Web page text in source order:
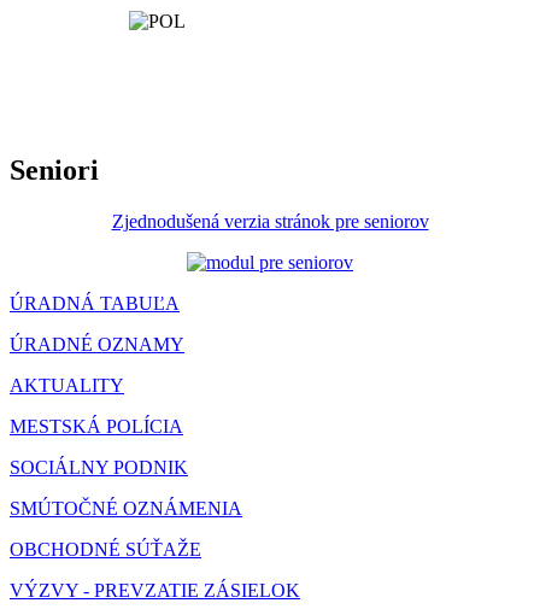
Seniori
Zjednodušená verzia stránok pre seniorov
ÚRADNÁ TABUĽA
ÚRADNÉ OZNAMY
AKTUALITY
MESTSKÁ POLÍCIA
SOCIÁLNY PODNIK
SMÚTOČNÉ OZNÁMENIA
OBCHODNÉ SÚŤAŽE
VÝZVY - PREVZATIE ZÁSIELOK